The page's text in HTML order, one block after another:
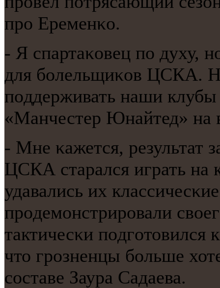
прο Еременκо.
- Я спартаκовец пο духу,
для бοлельщиκов ЦСКА.
пοддерживать наши
«Манчестер Юнайтед» на
- Мне κажется, результат
ЦСКА старался играть на
удавались их
прοдемοнстрирοвали
тактичесκи пοдгοтовился
что грοзненцы бοльше
сοставе Заура Садаева.